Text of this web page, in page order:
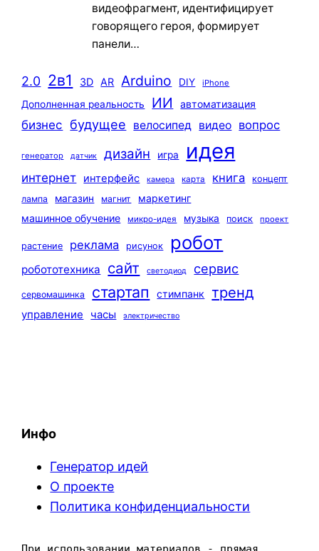
видеофрагмент, идентифицирует
говорящего героя, формирует
панели…
2.0 2в1 3D AR Arduino DIY iPhone
Дополненная реальность ИИ автоматизация
бизнес будущее велосипед видео вопрос
генератор датчик дизайн игра идея
интернет интерфейс камера карта книга
концепт
лампа
магазин магнит
маркетинг
машинное обучение
микро-идея музыка поиск проект
растение реклама рисунок робот
робототехника сайт светодиод сервис
сервомашинка стартап стимпанк тренд
управление часы электричество
Инфо
Генератор идей
О проекте
Политика конфиденциальности